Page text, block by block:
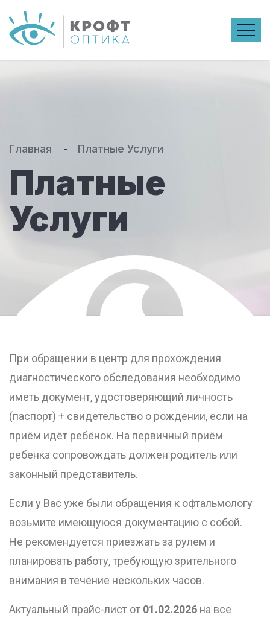
Главная Платные Услуги
Платные
Услуги
При обращении в центр для прохождения
диагностического обследования необходимо
иметь документ, удостоверяющий личность
(паспорт) + свидетельство о рождении, если на
приём идёт ребёнок. На первичный приём
ребенка сопровождать должен родитель или
законный представитель.
Если у Вас уже были обращения к офтальмологу
возьмите имеющуюся документацию с собой.
Не рекомендуется приезжать за рулем и
планировать работу, требующую зрительного
внимания в течение нескольких часов.
Актуальный прайс-лист от 01.02.2026 на все